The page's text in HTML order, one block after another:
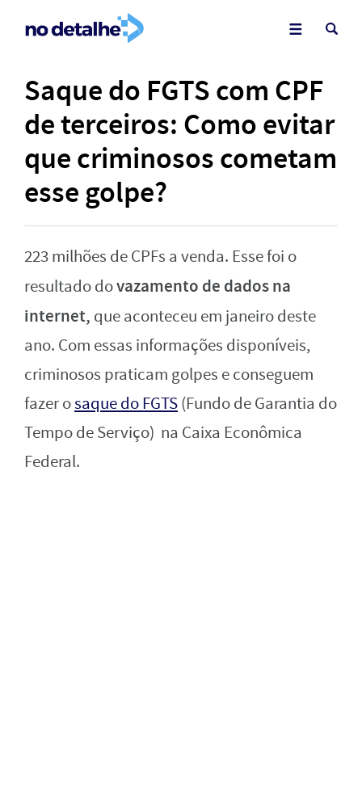
Saque do FGTS com CPF
de terceiros: Como evitar
que criminosos cometam
esse golpe?
223 milhões de CPFs a venda. Esse foi o
resultado dovazamento de dados na
internet, que aconteceu em janeiro deste
ano. Com essas informações disponíveis,
criminosos praticam golpes e conseguem
fazer osaque do FGTS(Fundo de Garantia do
Tempo de Serviço) na Caixa Econômica
Federal.